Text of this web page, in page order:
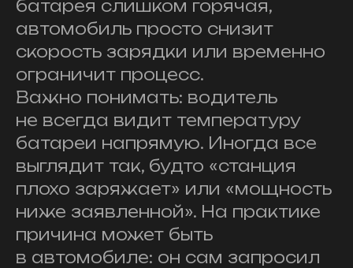
батарея слишком горячая,
автомобиль просто снизит
скорость зарядки или временно
ограничит процесс.
Важно понимать: водитель
не всегда видит температуру
батареи напрямую. Иногда все
выглядит так, будто «станция
плохо заряжает» или «мощность
ниже заявленной». На практике
причина может быть
в автомобиле: он сам запросил